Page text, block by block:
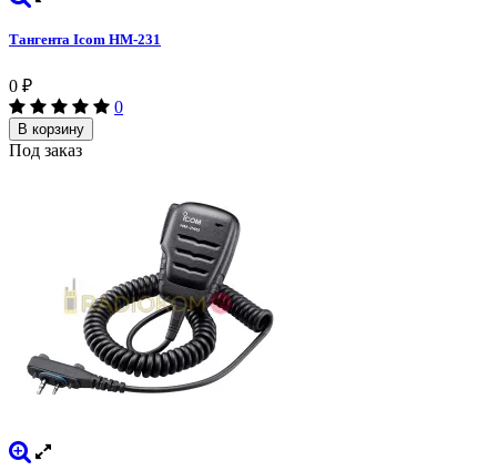
Тангента Icom HM-231
0 ₽
0
В корзину
Под заказ